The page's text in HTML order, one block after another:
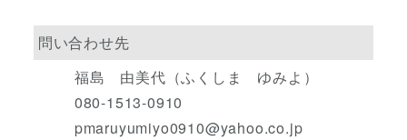
問い合わせ先
福島 由美代（ふくしま ゆみよ）
080-1513-0910
pmaruyumiyo0910@yahoo.co.jp